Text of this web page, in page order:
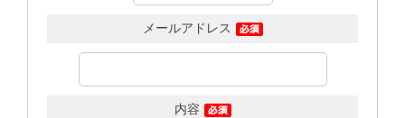
メールアドレス
内容